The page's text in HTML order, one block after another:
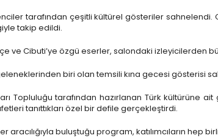
tarafından çeşitli kültürel gösteriler
takip edildi.
ve Cibuti’ye özgü eserler, salondaki izleyicilerden
biri olan temsili kına gecesi gösterisi
Topluluğu tarafından hazırlanan Türk kültürüne
tanıttıkları özel bir defile gerçekleştirdi.
aracılığıyla buluştuğu program, katılımcıların hep